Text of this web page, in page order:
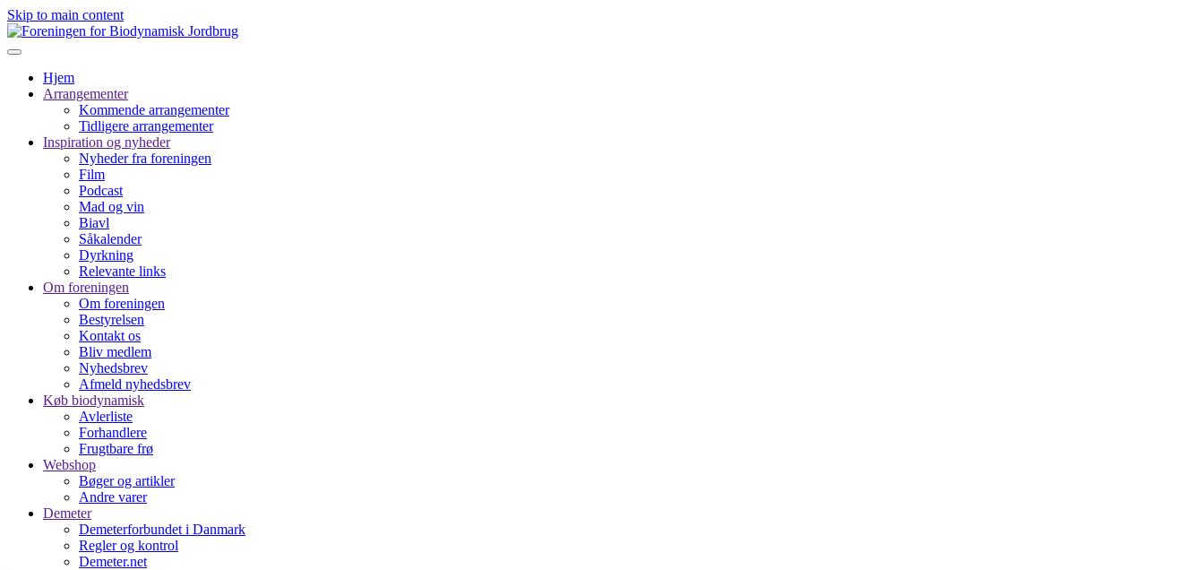
Skip to main content
Hjem
Arrangementer
Kommende arrangementer
Tidligere arrangementer
Inspiration og nyheder
Nyheder fra foreningen
Film
Podcast
Mad og vin
Biavl
Såkalender
Dyrkning
Relevante links
Om foreningen
Om foreningen
Bestyrelsen
Kontakt os
Bliv medlem
Nyhedsbrev
Afmeld nyhedsbrev
Køb biodynamisk
Avlerliste
Forhandlere
Frugtbare frø
Webshop
Bøger og artikler
Andre varer
Demeter
Demeterforbundet i Danmark
Regler og kontrol
Demeter.net